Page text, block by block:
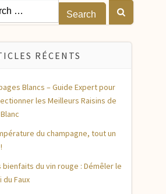
RÉCENTS
Blancs – Guide Expert pour
les Meilleurs Raisins de
du champagne, tout un
bienfaits du vin rouge : Démêler le
du Faux